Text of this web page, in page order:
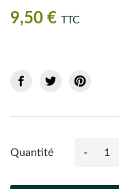
9,50 € TTC
Quantité -